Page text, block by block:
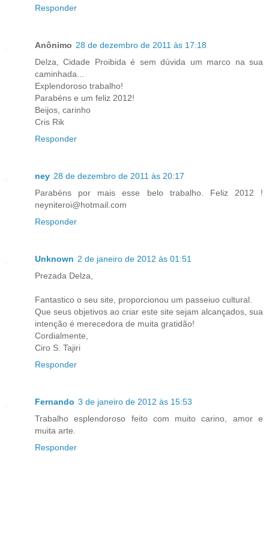
Responder
Anônimo 28 de dezembro de 2011 às 17:18
Delza, Cidade Proibida é sem dúvida um marco na sua
caminhada...
Explendoroso trabalho!
Parabéns e um feliz 2012!
Beijos, carinho
Cris Rik
Responder
ney 28 de dezembro de 2011 às 20:17
Parabéns por mais esse belo trabalho. Feliz 2012 !
neyniteroi@hotmail.com
Responder
Unknown 2 de janeiro de 2012 às 01:51
Prezada Delza,
Fantastico o seu site, proporcionou um passeiuo cultural.
Que seus objetivos ao criar este site sejam alcançados, sua
intenção é merecedora de muita gratidão!
Cordialmente,
Ciro S. Tajiri
Responder
Fernando 3 de janeiro de 2012 às 15:53
Trabalho esplendoroso feito com muito carino, amor e
muita arte.
Responder